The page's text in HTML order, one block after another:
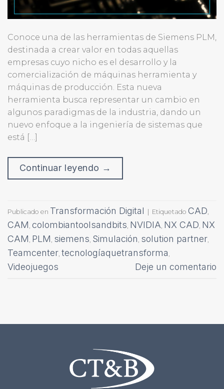
Conoce una de las herramientas de Siemens PLM,
destinada a crear valor en todas aquellas
empresas cuyo nicho es el desarrollo y la
comercialización de máquinas herramienta y
máquinas de producción. Esta nueva
herramienta busca representar un cambio en
algunos paradigmas de la industria, dando un
nuevo enfoque a la ingeniería de sistemas que
está […]
Continuar leyendo →
Publicado en Transformación Digital Etiquetado CAD,
CAM , colombiantoolsandbits, NVIDIA, NX CAD, NX
CAM , PLM , siemens, Simulación , solution partner,
Teamcenter, tecnologíaquetransforma ,
Videojuegos Deje un comentario